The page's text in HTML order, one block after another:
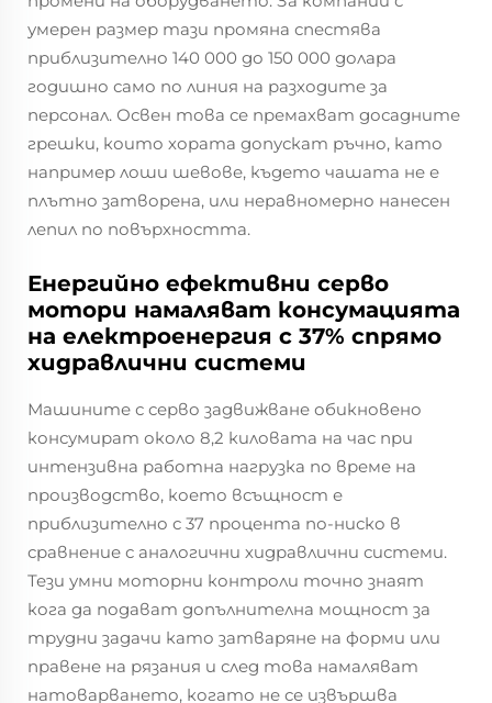
умерен размер тази промяна спестява
приблизително 140 000 до 150 000 долара
годишно само по линия на разходите за
персонал. Освен това се премахват досадните
грешки, които хората допускат ръчно, като
например лоши шевове, където чашата не е
плътно затворена, или неравномерно нанесен
лепил по повърхността.
Енергийно ефективни серво
мотори намаляват консумацията
на електроенергия с 37% спрямо
хидравлични системи
Машините с серво задвижване обикновено
консумират около 8,2 киловата на час при
интензивна работна нагрузка по време на
производство, което всъщност е
приблизително с 37 процента по-ниско в
сравнение с аналогични хидравлични системи.
Тези умни моторни контроли точно знаят
кога да подават допълнителна мощност за
трудни задачи като затваряне на форми или
правене на рязания и след това намаляват
натоварването, когато не се извършва